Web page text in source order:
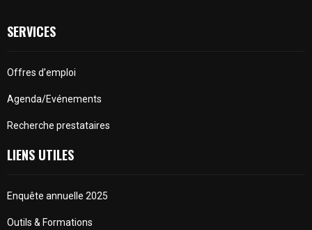
SERVICES
Offres d’emploi
Agenda/Evénements
Recherche prestataires
LIENS UTILES
Enquête annuelle 2025
Outils & Formations